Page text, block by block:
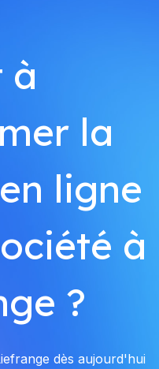
à
la
ligne
à
?
dès aujourd'hui